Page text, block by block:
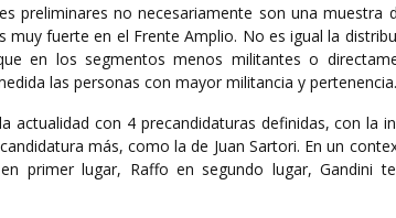
preliminares no necesariamente son una muestra
fuerte en el Frente Amplio. No es igual la
en los segmentos menos militantes o
las personas con mayor militancia y pertenencia.
actualidad con 4 precandidaturas definidas, con la
más, como la de Juan Sartori. En un
primer lugar, Raffo en segundo lugar, Gandini